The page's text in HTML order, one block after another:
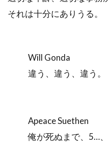
それは十分にありうる。
Will Gonda
違う、違う、違う。
Apeace Suethen
俺が死ぬまで、5…、